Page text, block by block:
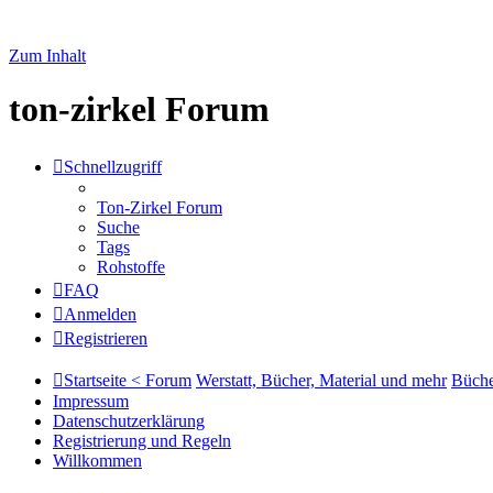
Zum Inhalt
ton-zirkel Forum
Schnellzugriff
Ton-Zirkel Forum
Suche
Tags
Rohstoffe
FAQ
Anmelden
Registrieren
Startseite < Forum Werstatt, Bücher, Material und mehr
Impressum
Datenschutzerklärung
Registrierung und Regeln
Willkommen